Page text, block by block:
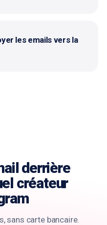
les emails vers la
derrière
créateur
sans carte bancaire.